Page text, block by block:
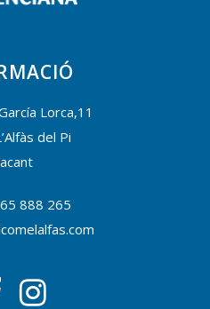
Lorca,11
del Pi
888 265